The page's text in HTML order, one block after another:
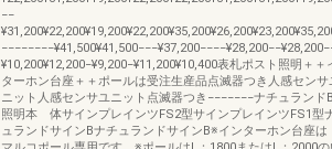
−−
¥10,200¥12,200−¥9,200−¥11,200¥10,400表札ポスト照明＋＋
ターホン台座＋＋ポールは受注生産品点滅器つき人感センサ
ニット人感センサユニット点滅器つき−−−−−−−ナチュランド
照明本 体サインプレインツFS2型サインプレインツFS1型
ュランドサインBナチュランドサインB※インターホン台座は